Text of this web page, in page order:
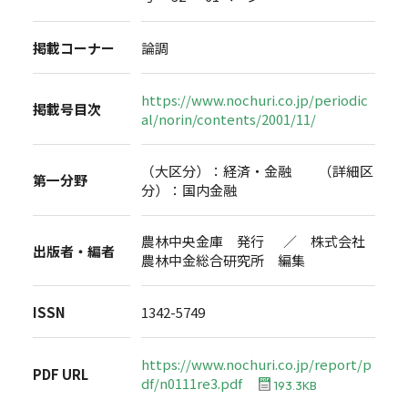
掲載コーナー 論調
掲載号目次
https://www.nochuri.co.jp/periodic
al/norin/contents/2001/11/
第一分野
（大区分）：経済・金融 （詳細区
分）：国内金融
出版者・編者
農林中央金庫 発行 ／ 株式会社
農林中金総合研究所 編集
ISSN 1342-5749
PDF URL
https://www.nochuri.co.jp/report/p
df/n0111re3.pdf
193.3KB